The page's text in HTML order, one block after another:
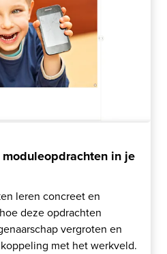
in je
leren concreet en
deze opdrachten
vergroten en
met het werkveld.